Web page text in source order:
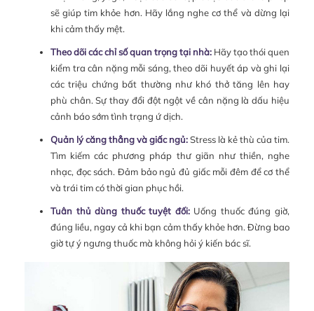
sẽ giúp tim khỏe hơn. Hãy lắng nghe cơ thể và dừng lại
khi cảm thấy mệt.
Theo dõi các chỉ số quan trọng tại nhà: Hãy tạo thói quen
kiểm tra cân nặng mỗi sáng, theo dõi huyết áp và ghi lại
các triệu chứng bất thường như khó thở tăng lên hay
phù chân. Sự thay đổi đột ngột về cân nặng là dấu hiệu
cảnh báo sớm tình trạng ứ dịch.
Quản lý căng thẳng và giấc ngủ:Stress là kẻ thù của tim.
Tìm kiếm các phương pháp thư giãn như thiền, nghe
nhạc, đọc sách. Đảm bảo ngủ đủ giấc mỗi đêm để cơ thể
và trái tim có thời gian phục hồi.
Tuân thủ dùng thuốc tuyệt đối:Uống thuốc đúng giờ,
đúng liều, ngay cả khi bạn cảm thấy khỏe hơn. Đừng bao
giờ tự ý ngưng thuốc mà không hỏi ý kiến bác sĩ.